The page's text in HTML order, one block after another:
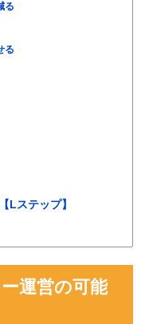
る
る
Lステップ】
運営の可能